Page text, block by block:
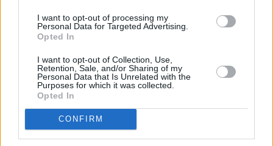
I want to opt-out of processing my
Personal Data for Targeted Advertising.
Opted In
I want to opt-out of Collection, Use,
Retention, Sale, and/or Sharing of my
Personal Data that Is Unrelated with the
Purposes for which it was collected.
Opted In
CONFIRM
και μάθετε πρώτοι όλες τις ειδήσεις
ΣΧΕΤΙΚΆ ΆΡΘΡΑ
Εντ Σίραν: Ο ρόλος έκπληξη
στην ταινία "Sumotherhood"